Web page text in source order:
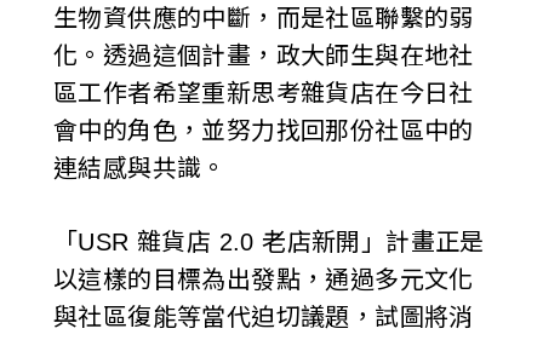
生物資供應的中斷，而是社區聯繫的弱
化。透過這個計畫，政大師生與在地社
區工作者希望重新思考雜貨店在今日社
會中的角色，並努力找回那份社區中的
連結感與共識。
「USR 雜貨店 2.0 老店新開」計畫正是
以這樣的目標為出發點，通過多元文化
與社區復能等當代迫切議題，試圖將消